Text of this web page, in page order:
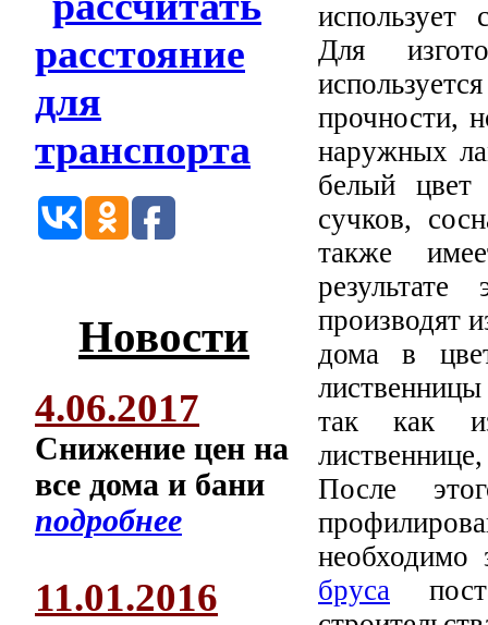
Новости
4.06.2017
Снижение цен на
все дома и бани
подробнее
11.01.2016
использует
Для
прочности,
наружных
белый
сучков,
также
производят
дома в
так как
После
необходимо
бруса